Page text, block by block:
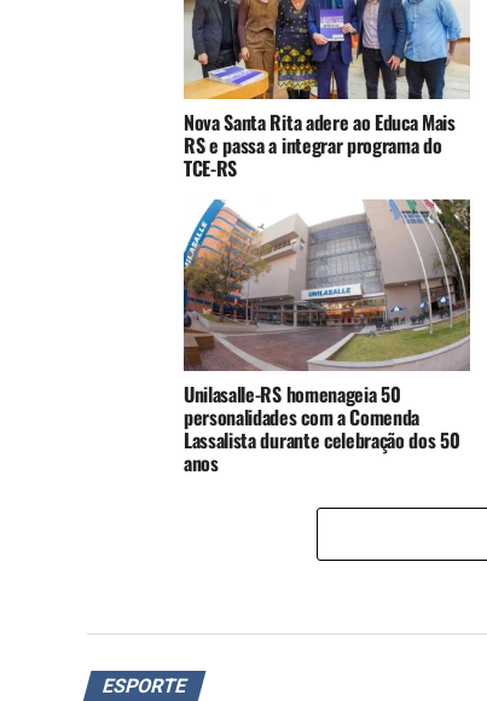
Nova Santa Rita adere ao Educa Mais
RS e passa a integrar programa do
TCE-RS
Unilasalle-RS homenageia 50
personalidades com a Comenda
Lassalista durante celebração dos 50
anos
ESPORTE